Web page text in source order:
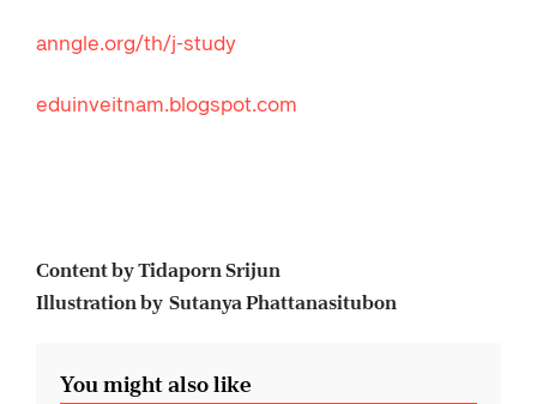
anngle.org/th/j-study
eduinveitnam.blogspot.com
Content by Tidaporn Srijun
Illustration by Sutanya Phattanasitubon
You might also like